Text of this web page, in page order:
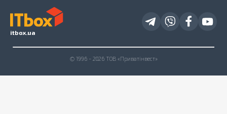
itbox.ua
© 1996 - 2026 ТОВ «Приватінвест»